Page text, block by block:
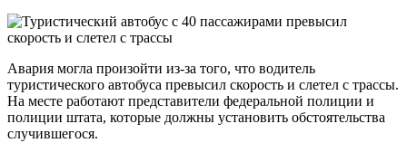
Авария могла произойти из-за того, что водитель
туристического автобуса превысил скорость и слетел с трассы.
На месте работают представители федеральной полиции и
полиции штата, которые должны установить обстоятельства
случившегося.